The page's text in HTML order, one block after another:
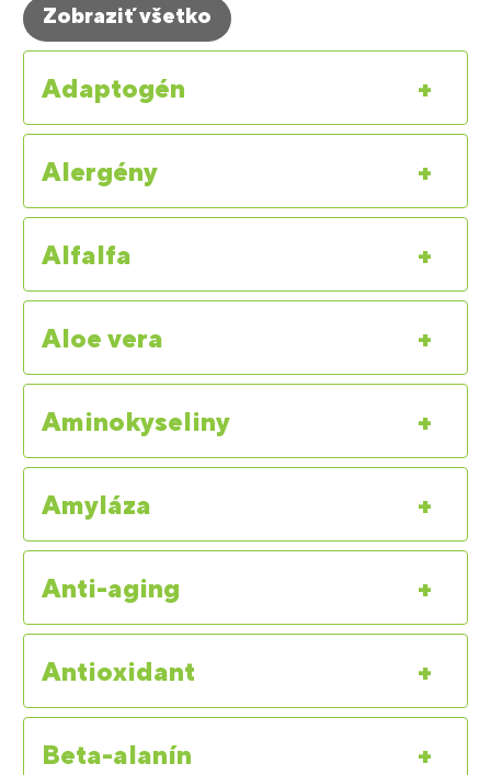
Zobraziť všetko
+
Adaptogén
+
Alergény
+
Alfalfa
+
Aloe vera
+
Aminokyseliny
+
Amyláza
+
Anti-aging
+
Antioxidant
+
Beta-alanín